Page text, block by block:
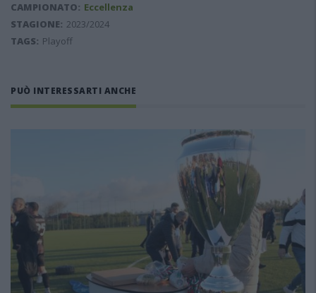
CAMPIONATO: Eccellenza
STAGIONE: 2023/2024
TAGS: Playoff
PUÒ INTERESSARTI ANCHE